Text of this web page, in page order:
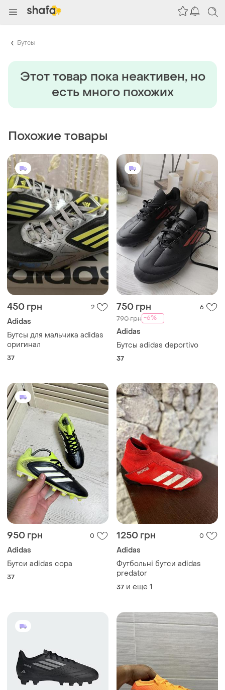
Бутсы
Этот товар пока неактивен, но
есть много похожих
Похожие товары
450 грн 2
Adidas
Бутсы для мальчика adidas
оригинал
37
750 грн 6
790 грн -6%
Adidas
Бутсы adidas deportivo
37
950 грн 0
Adidas
Бутси adidas copa
37
1250 грн 0
Adidas
Футбольні бутси adidas
predator
37 и еще 1